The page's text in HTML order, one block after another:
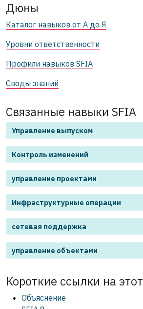
Дюны
Каталог навыков от А до Я
Уровни ответственности
Профили навыков SFIA
Своды знаний
Связанные навыки SFIA
Управление выпуском
Контроль изменений
управление проектами
Инфраструктурные операции
сетевая поддержка
управление объектами
Короткие ссылки на этот
Объяснение